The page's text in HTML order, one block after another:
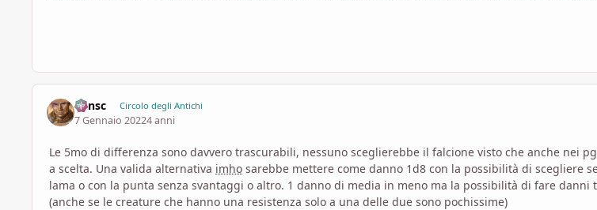
Minsc Circolo degli Antichi
7 Gennaio 20224 anni
Le 5mo di differenza sono davvero trascurabili, nessuno sceglierebbe il falcione visto che anche nei
a scelta. Una valida alternativa imho sarebbe mettere come danno 1d8 con la possibilità di scegliere
lama o con la punta senza svantaggi o altro. 1 danno di media in meno ma la possibilità di fare
(anche se le creature che hanno una resistenza solo a una delle due sono pochissime)